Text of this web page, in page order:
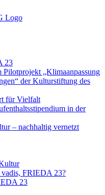
23
Pilotprojekt „Klimaanpassung
der Kulturstiftung des
für Vielfalt
in der
– nachhaltig vernetzt
FRIEDA 23?
23